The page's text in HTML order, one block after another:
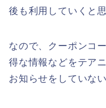
後も利用していくと
なので、クーポンコ
得な情報などをテア
お知らせをしていな